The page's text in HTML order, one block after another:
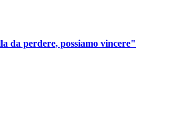
da perdere, possiamo vincere"